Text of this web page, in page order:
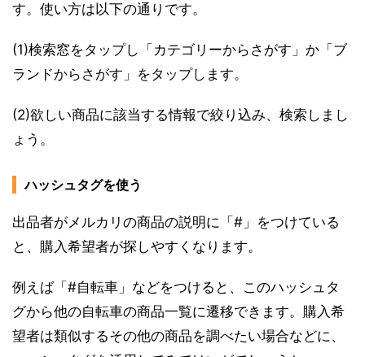
す。使い方は以下の通りです。
(1)検索窓をタップし「カテゴリーからさがす」か「ブ
ランドからさがす」をタップします。
(2)欲しい商品に該当する情報で絞り込み、検索しまし
ょう。
ハッシュタグを使う
出品者がメルカリの商品の説明に「#」をつけている
と、購入希望者が探しやすくなります。
例えば「#自転車」などをつけると、このハッシュタ
グから他の自転車の商品一覧に遷移できます。購入希
望者は類似するその他の商品を調べたい場合などに、